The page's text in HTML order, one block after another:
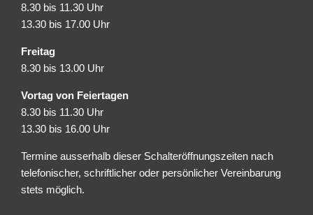
8.30 bis 11.30 Uhr
13.30 bis 17.00 Uhr
Freitag
8.30 bis 13.00 Uhr
Vortag von Feiertagen
8.30 bis 11.30 Uhr
13.30 bis 16.00 Uhr
Termine ausserhalb dieser Schalteröffnungszeiten nach
telefonischer, schriftlicher oder persönlicher Vereinbarung
stets möglich.